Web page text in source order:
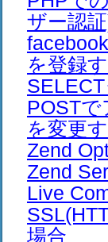
ザー認
を登録
POST
を変更
Zend
Zend
Live
場合